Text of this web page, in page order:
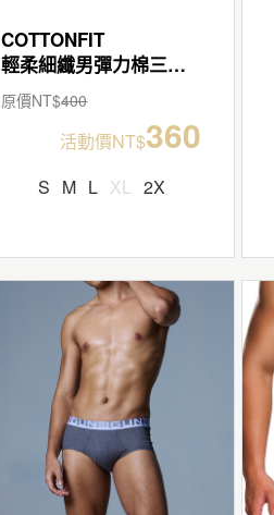
COTTONFIT
輕柔細纖男彈力棉三角褲
原價NT$400
活動價NT$360
S M L XL 2X